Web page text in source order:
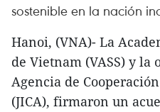
sostenible en la nación
Hanoi, (VNA)- La
de Vietnam (VASS) y
Agencia de
(JICA), firmaron un